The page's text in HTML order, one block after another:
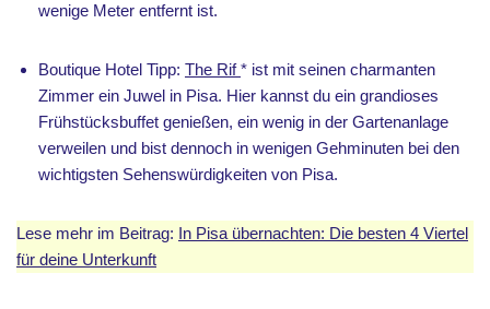
wenige Meter entfernt ist.
Boutique Hotel Tipp: The Rif* ist mit seinen charmanten
Zimmer ein Juwel in Pisa. Hier kannst du ein grandioses
Frühstücksbuffet genießen, ein wenig in der Gartenanlage
verweilen und bist dennoch in wenigen Gehminuten bei den
wichtigsten Sehenswürdigkeiten von Pisa.
Lese mehr im Beitrag: In Pisa übernachten: Die besten 4 Viertel
für deine Unterkunft